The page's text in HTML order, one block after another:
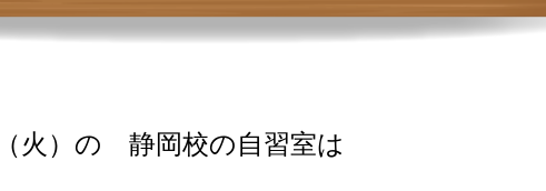
火 ）の 静岡校の自習室は